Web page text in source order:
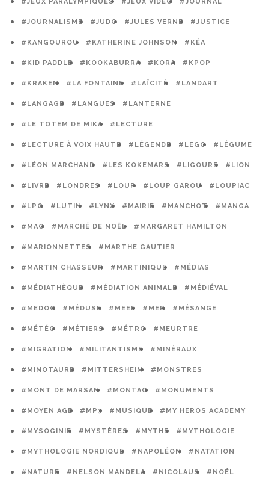
#JEUX PARALYMPIQUES #JEUX VIDEO #JOURNAL
#JOURNALISME #JUDO #JULES VERNE #JUSTICE
#KANGOUROU #KATHERINE JOHNSON #KÉA
#KID PADDLE #KOOKABURRA #KORA #KPOP
#KRAKEN #LA FONTAINE #LAÏCITÉ #LANDART
#LANGAGE #LANGUES #LANTERNE
#LE TOTEM DE MIKA #LECTURE
#LECTURE À VOIX HAUTE #LÉGENDE #LEGO #LÉGUME
#LÉON MARCHAND #LES KOKEMARS #LIGOURE #LION
#LIVRE #LONDRES #LOUP #LOUP GAROU #LOUPIAC
#LPO #LUTIN #LYNX #MAIRIE #MANCHOT #MANGA
#MAO #MARCHÉ DE NOËL #MARGARET HAMILTON
#MARIONNETTES #MARTHE GAUTIER
#MARTIN CHASSEUR #MARTINIQUE #MÉDIAS
#MÉDIATHÈQUE #MÉDIATION ANIMALE #MÉDIÉVAL
#MEDOC #MÉDUSE #MEEF #MER #MÉSANGE
#MÉTÉO #MÉTIERS #MÉTRO #MEURTRE
#MIGRATION #MILITANTISME #MINÉRAUX
#MINOTAURE #MITTERSHEIM #MONSTRES
#MONT DE MARSAN #MONTAG #MONUMENTS
#MOYEN AGE #MP3 #MUSIQUE #MY HEROS ACADEMY
#MYSOGINIE #MYSTÈRES #MYTHE #MYTHOLOGIE
#MYTHOLOGIE NORDIQUE #NAPOLÉON #NATATION
#NATURE #NELSON MANDELA #NICOLAUS #NOËL